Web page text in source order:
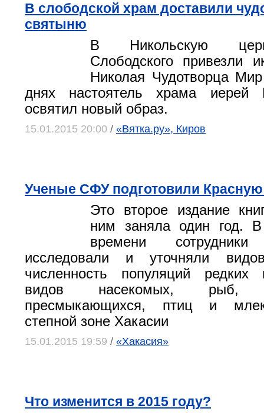
В слободской храм доставили
святыню
В Никольскую
Слободского привезли
Николая Чудотворца
днях настоятель храма иерей
освятил новый образ.
15.01.2015 20:00 / «Вятка.ру», Киров
Ученые СФУ подготовили Красную
Это второе издание
ним заняла один год. В
времени сотрудники
исследовали и уточняли
численность популяций
видов насекомых, рыб,
пресмыкающихся, птиц и
степной зоне Хакасии
15.01.2015 19:59 / «Хакасия»
Что изменится в 2015 году?